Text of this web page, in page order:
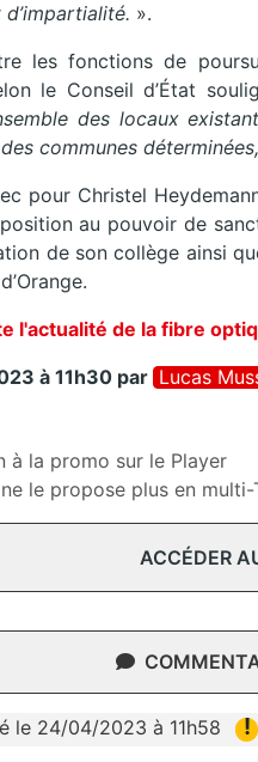
d’impartialité. ».
les fonctions de
le Conseil d’État
des locaux
communes
pour Christel
au pouvoir de
de son collège ainsi
l'actualité de la fibre
à 11h30 par Lucas
à la promo sur le Player
le propose plus en multi-
ACCÉDER
le 24/04/2023 à 11h58 !